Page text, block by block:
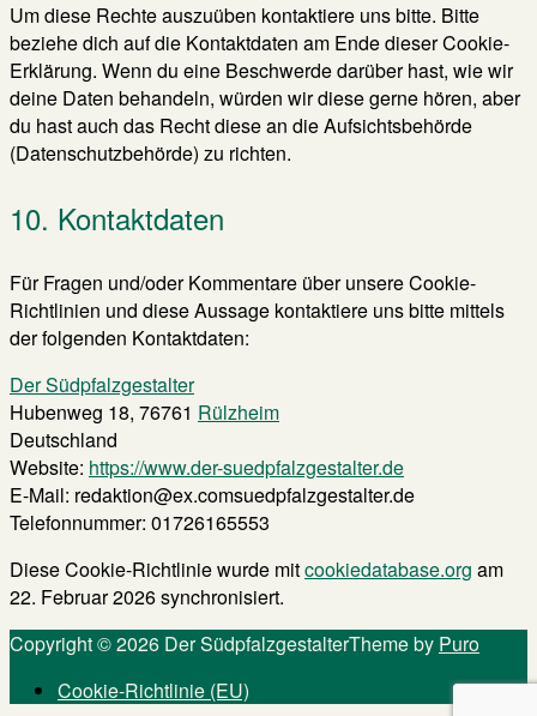
Um diese Rechte auszuüben kontaktiere uns bitte. Bitte
beziehe dich auf die Kontaktdaten am Ende dieser Cookie-
Erklärung. Wenn du eine Beschwerde darüber hast, wie wir
deine Daten behandeln, würden wir diese gerne hören, aber
du hast auch das Recht diese an die Aufsichtsbehörde
(Datenschutzbehörde) zu richten.
10. Kontaktdaten
Für Fragen und/oder Kommentare über unsere Cookie-
Richtlinien und diese Aussage kontaktiere uns bitte mittels
der folgenden Kontaktdaten:
Der Südpfalzgestalter
Hubenweg 18, 76761 Rülzheim
Deutschland
Website: https://www.der-suedpfalzgestalter.de
E-Mail: redaktion@ex.comsuedpfalzgestalter.de
Telefonnummer: 01726165553
Diese Cookie-Richtlinie wurde mitcookiedatabase.org am
22. Februar 2026 synchronisiert.
Copyright © 2026 Der SüdpfalzgestalterTheme by Puro
Cookie-Richtlinie (EU)